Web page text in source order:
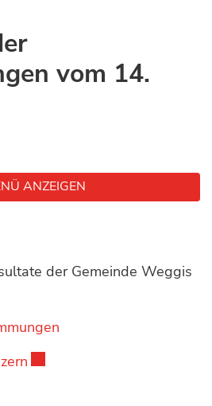
vom 14.
ANZEIGEN
der Gemeinde Weggis